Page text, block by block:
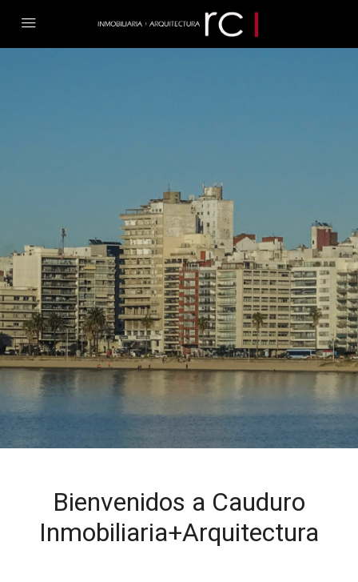
Bienvenidos a Cauduro
Inmobiliaria+Arquitectura